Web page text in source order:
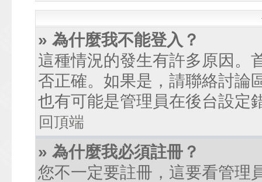
» 為什麼我不能登入？
這種情況的發生有許多原因。
否正確。如果是，請聯絡討論
也有可能是管理員在後台設定
回頂端
» 為什麼我必須註冊？
您不一定要註冊，這要看管理